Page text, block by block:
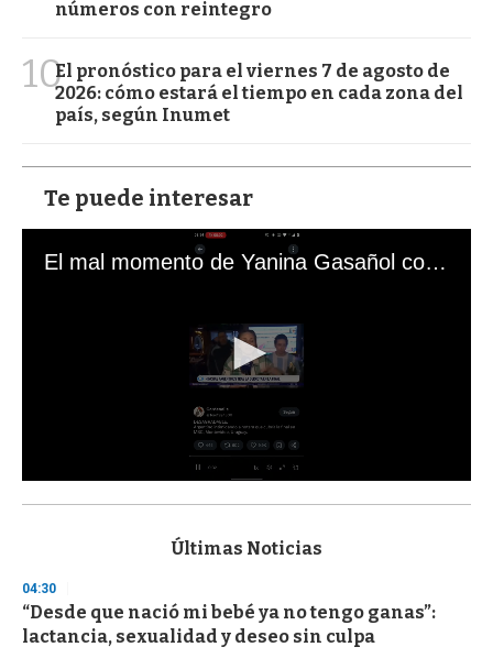
números con reintegro
10El pronóstico para el viernes 7 de agosto de
2026: cómo estará el tiempo en cada zona del
país, según Inumet
Te puede interesar
El mal momento de Yanina Gasañol con un hincha argentino en "Subrayado"
s
d
s
o
f
Últimas Noticias
04:30
“Desde que nació mi bebé ya no tengo ganas”:
lactancia, sexualidad y deseo sin culpa